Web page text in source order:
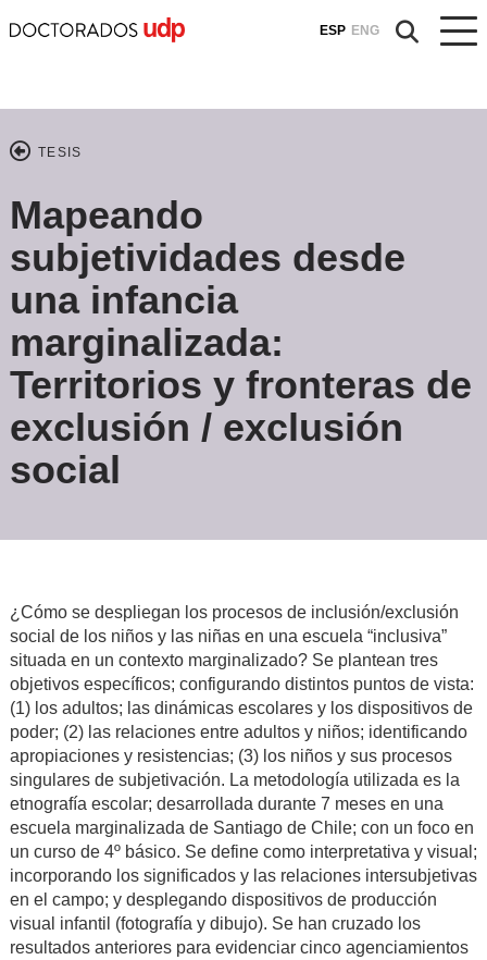
ESP ENG
TESIS
Mapeando
subjetividades desde
una infancia
marginalizada:
Territorios y fronteras de
exclusión / exclusión
social
¿Cómo se despliegan los procesos de inclusión/exclusión
social de los niños y las niñas en una escuela “inclusiva”
situada en un contexto marginalizado? Se plantean tres
objetivos específicos; configurando distintos puntos de vista:
(1) los adultos; las dinámicas escolares y los dispositivos de
poder; (2) las relaciones entre adultos y niños; identificando
apropiaciones y resistencias; (3) los niños y sus procesos
singulares de subjetivación. La metodología utilizada es la
etnografía escolar; desarrollada durante 7 meses en una
escuela marginalizada de Santiago de Chile; con un foco en
un curso de 4º básico. Se define como interpretativa y visual;
incorporando los significados y las relaciones intersubjetivas
en el campo; y desplegando dispositivos de producción
visual infantil (fotografía y dibujo). Se han cruzado los
resultados anteriores para evidenciar cinco agenciamientos